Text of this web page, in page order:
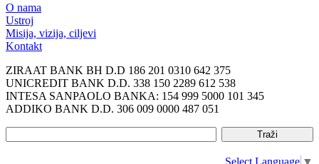
O nama
Ustroj
Misija, vizija, ciljevi
Kontakt
ZIRAAT BANK BH D.D 186 201 0310 642 375
UNICREDIT BANK D.D. 338 150 2289 612 538
INTESA SANPAOLO BANKA: 154 999 5000 101 345
ADDIKO BANK D.D. 306 009 0000 487 051
Select Language ▼